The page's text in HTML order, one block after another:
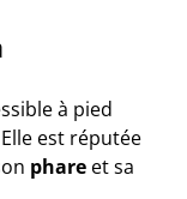
à pied
est réputée
phare et sa